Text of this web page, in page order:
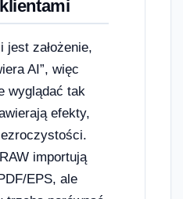
jest założenie,
AI”, więc
wyglądać tak
efekty,
importują
EPS, ale